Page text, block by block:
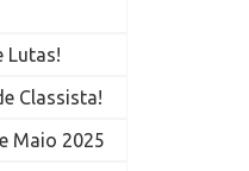
Lutas!
Classista!
Maio 2025